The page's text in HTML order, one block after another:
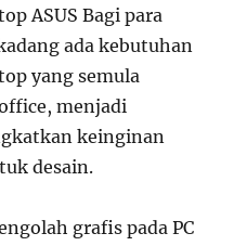
ASUS Bagi para
ada kebutuhan
yang semula
menjadi
keinginan
desain.
grafis pada PC